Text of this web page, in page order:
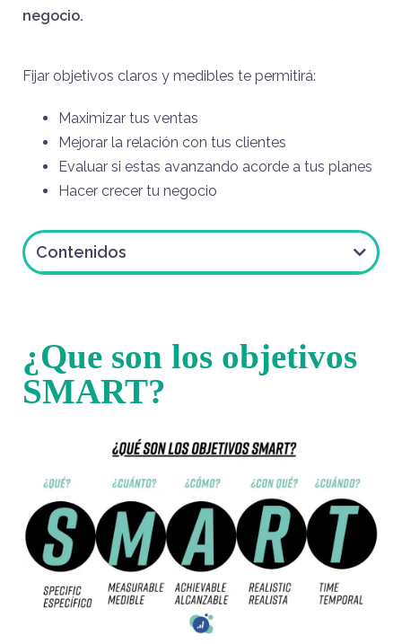
negocio.
Fijar objetivos claros y medibles te permitirá:
Maximizar tus ventas
Mejorar la relación con tus clientes
Evaluar si estas avanzando acorde a tus planes
Hacer crecer tu negocio
Contenidos
¿Que son los objetivos
SMART?